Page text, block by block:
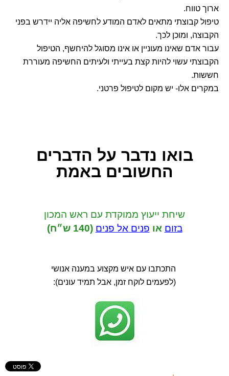
ארוך טווח.
טיפול קבוצתי מתאים לאדם המודע לחשיפה אליה יידרש בפני
הקבוצה, ומוכן לכך.
עבור אדם שאינו מעוניין או אינו מסוגל להיחשף, הטיפול
הקבוצתי עשוי להיות קצת בעייתי ולעיתים החשיפה מעוררת
חששות.
במקרים אלו- יש מקום לטיפול פרטני.
בואו נדבר על הדברים
החשובים באמת
שיחת ייעוץ ממוקדת עם ראש המכון
בזום או פנים אל פנים (140 ש״ח)
התכתבו עם איש מקצוע במענה אנושי
(לפעמים לוקח זמן, אבל תמיד עונים):